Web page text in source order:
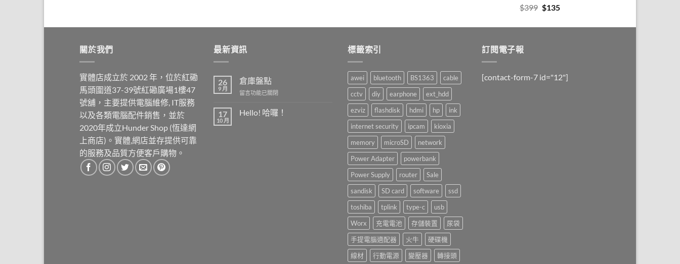
$399 Original
was:
$135Current
is:
關於我們
實體店成立於 2002 年，位於紅磡
馬頭圍道37-39號紅磡廣場1樓47
號舖，主要提供電腦維修, IT服務
以及各類電腦配件銷售，並於
2020年成立Hunder Shop (恆達網
上商店)。實體,網店並存提供可靠
的服務及品質方便客戶購物。
最新資訊
26
9 月
倉庫盤點
在
庫
盤
留言功能已關閉
17
10 月
Hello! 哈囉！
標籤索引
awei bluetooth BS1363
cable
cctv
diy earphone
ext_hdd
ezviz
flashdisk hdmi hp
ink
internet security
ipcam
kioxia
memory
microSD
network
Power Adapter
powerbank
Power Supply
router
Sale
sandisk
SD card software
ssd
toshiba
tplink type-c
usb
Worx
充電電池 存儲裝置
尿袋
手提電腦適配器
火牛
硬碟機
線材
行動電源 變壓器 轉接頭
訂閱電子報
[contact-form-7 id="12"]